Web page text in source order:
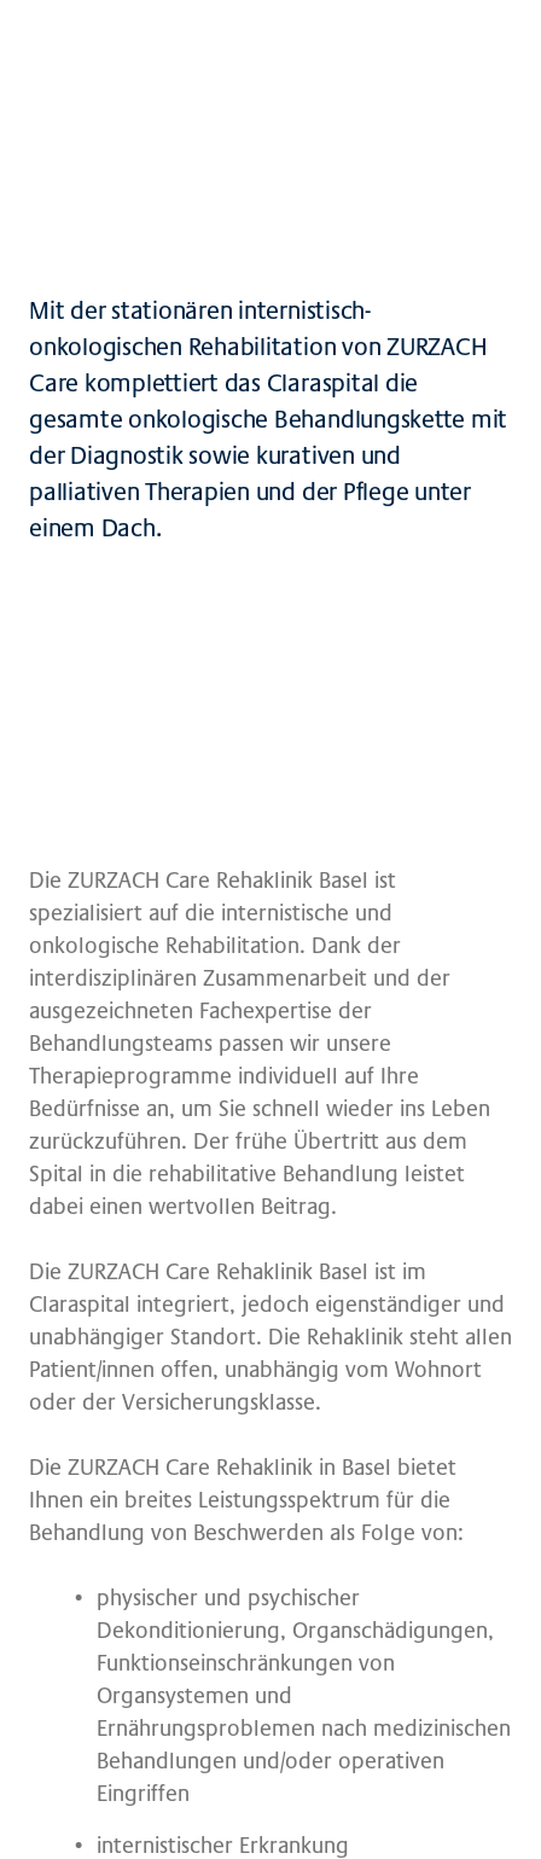
Mit der stationären internistisch-
onkologischen Rehabilitation von ZURZACH
Care komplettiert das Claraspital die
gesamte onkologische Behandlungskette mit
der Diagnostik sowie kurativen und
palliativen Therapien und der Pflege unter
einem Dach.
Die ZURZACH Care Rehaklinik Basel ist
spezialisiert auf die internistische und
onkologische Rehabilitation. Dank der
interdisziplinären Zusammenarbeit und der
ausgezeichneten Fachexpertise der
Behandlungsteams passen wir unsere
Therapieprogramme individuell auf Ihre
Bedürfnisse an, um Sie schnell wieder ins Leben
zurückzuführen. Der frühe Übertritt aus dem
Spital in die rehabilitative Behandlung leistet
dabei einen wertvollen Beitrag.
Die ZURZACH Care Rehaklinik Basel ist im
Claraspital integriert, jedoch eigenständiger und
unabhängiger Standort. Die Rehaklinik steht allen
Patient/innen offen, unabhängig vom Wohnort
oder der Versicherungsklasse.
Die ZURZACH Care Rehaklinik in Basel bietet
Ihnen ein breites Leistungsspektrum für die
Behandlung von Beschwerden als Folge von:
physischer und psychischer
Dekonditionierung, Organschädigungen,
Funktionseinschränkungen von
Organsystemen und
Ernährungsproblemen nach medizinischen
Behandlungen und/oder operativen
Eingriffen
internistischer Erkrankung